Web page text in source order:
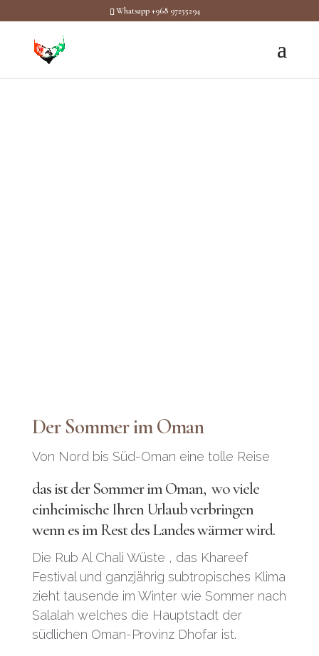
Whatsapp +968 97255294
Der Sommer im Oman
Von Nord bis Süd-Oman eine tolle Reise
das ist der Sommer imOman, wo viele
einheimische Ihren Urlaub verbringen
wenn es im Rest des Landes wärmer wird.
Die Rub Al Chali Wüste , das Khareef
Festival und ganzjährig subtropisches Klima
zieht tausende im Winter wie Sommer nach
Salalah welches die Hauptstadt der
südlichen Oman-Provinz Dhofar ist.